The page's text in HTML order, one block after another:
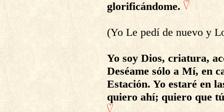
glorificándome.
(Yo Le pedí de nuevo y
Yo soy Dios, criatura,
Deséame sólo a Mí, en
Estación. Yo estaré en
quiero ahí; quiero que